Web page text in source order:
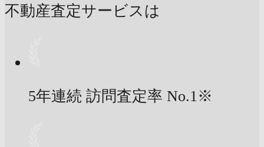
不動産査定サービスは
5年連続 訪問査定率 No.1※